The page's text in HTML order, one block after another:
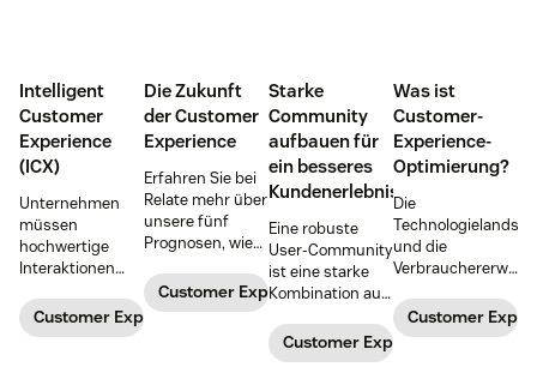
Intelligent
Customer
Experience
(ICX)
Unternehmen
müssen
hochwertige
Interaktionen
steigenden
Erwartungen der
Customer Experience
Die Zukunft
der Customer
Experience
Erfahren Sie bei
Relate mehr über
unsere fünf
Prognosen, wie
Experience bis
2030 aussehen
Customer Experience
Starke
Community
aufbauen für
ein besseres
Kundenerlebnis
Eine robuste
User-Community
ist eine starke
Kombination aus
sozialem
Networking und
Customer Experience
Was ist
Customer-
Experience-
Optimierung?
Die
und die
ständig. Das
wiederum
Customer